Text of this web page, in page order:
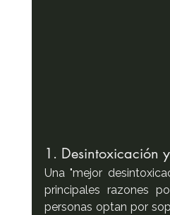
1. Desintoxicación
Una "mejor
principales razones
personas optan por